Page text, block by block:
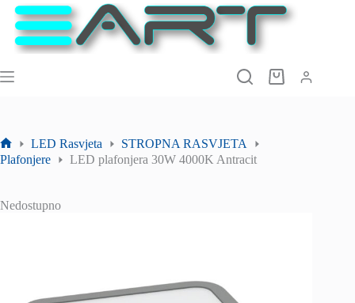
Preskoči
sadržaj
Košarica
Početna
stranica
LED Rasvjeta
STROPNA RASVJETA
Plafonjere
LED plafonjera 30W 4000K Antracit
Nedostupno